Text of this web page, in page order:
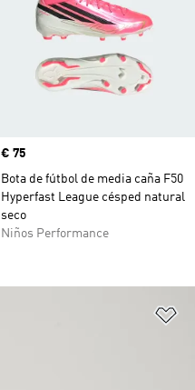
Precio
€ 75
Bota de fútbol de media caña F50
Hyperfast League césped natural
seco
Niños Performance